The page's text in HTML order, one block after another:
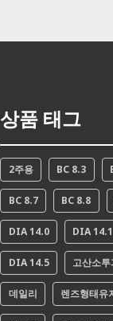
상품 태그
2주용 BC 8.3
BC 8.7 BC 8.8
DIA 14.0 DIA 14.1
DIA 14.5 고산소
데일리 렌즈형태유